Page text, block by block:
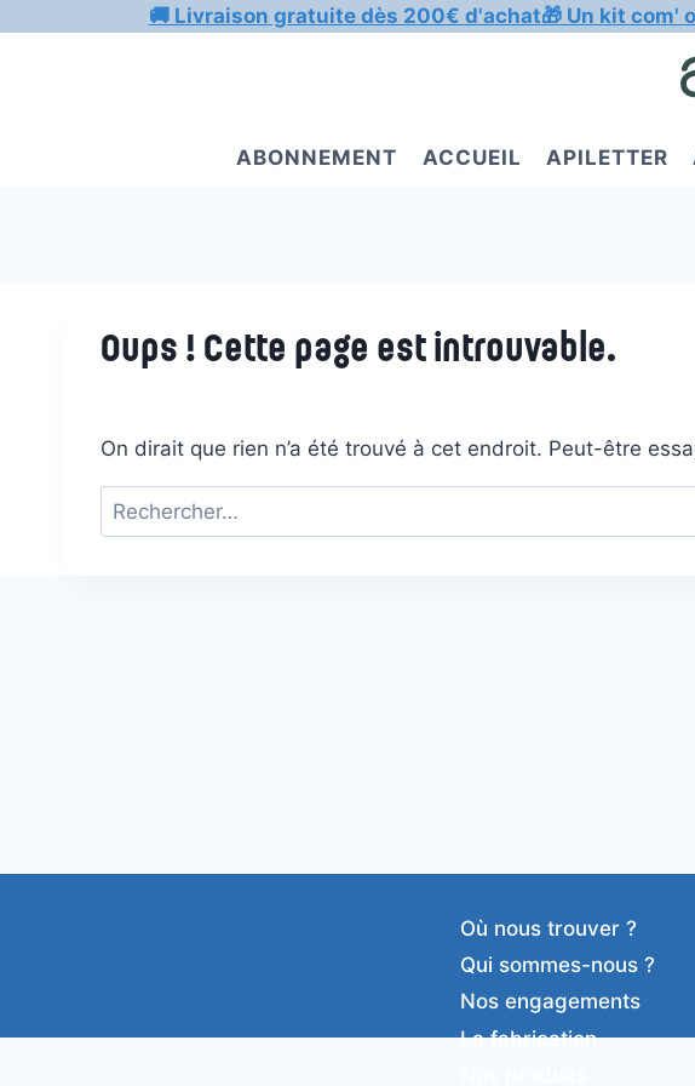
🚚 Livraison gratuite dès 200€ d'achat🎁 Un kit com'
ABONNEMENT ACCUEIL APILETTER
Oups ! Cette page est introuvable.
On dirait que rien n’a été trouvé à cet endroit. Peut-être
Rechercher :
Où nous trouver ?
Qui sommes-nous ?
Nos engagements
La fabrication